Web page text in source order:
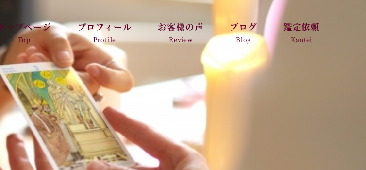
トップページ
Top
プロフィール
Profile
お客様の声
Review
ブログ
Blog
鑑定依頼
Kantei